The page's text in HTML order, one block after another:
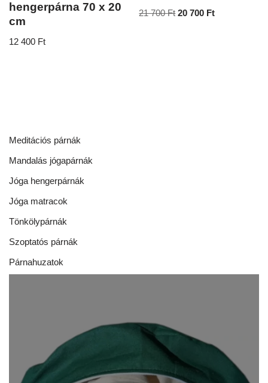
hengerpárna 70 x 20
cm
12 400 Ft
21 700Ft 20 700 Ft
Meditációs párnák
Mandalás jógapárnák
Jóga hengerpárnák
Jóga matracok
Tönkölypárnák
Szoptatós párnák
Párnahuzatok